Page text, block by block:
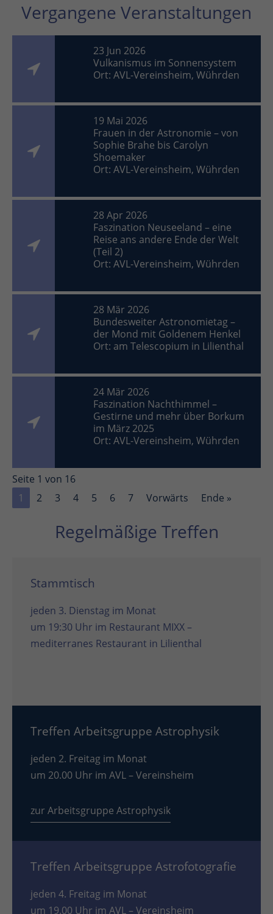
Vergangene Veranstaltungen
23 Jun 2026
Vulkanismus im Sonnensystem
Ort: AVL-Vereinsheim, Wührden
19 Mai 2026
Frauen in der Astronomie – von
Sophie Brahe bis Carolyn
Shoemaker
Ort: AVL-Vereinsheim, Wührden
28 Apr 2026
Faszination Neuseeland – eine
Reise ans andere Ende der Welt
(Teil 2)
Ort: AVL-Vereinsheim, Wührden
28 Mär 2026
Bundesweiter Astronomietag –
der Mond mit Goldenem Henkel
Ort: am Telescopium in Lilienthal
24 Mär 2026
Faszination Nachthimmel –
Gestirne und mehr über Borkum
im März 2025
Ort: AVL-Vereinsheim, Wührden
Seite 1 von 16
1
2 3 4 5 6 7 Vorwärts Ende »
Regelmäßige Treffen
Stammtisch
jeden 3. Dienstag im Monat
um 19:30 Uhr im Restaurant MIXX –
mediterranes Restaurant in Lilienthal
Treffen Arbeitsgruppe Astrophysik
jeden 2. Freitag im Monat
um 20.00 Uhr im AVL – Vereinsheim
zur Arbeitsgruppe Astrophysik
Treffen Arbeitsgruppe Astrofotografie
jeden 4. Freitag im Monat
um 19.00 Uhr im AVL – Vereinsheim